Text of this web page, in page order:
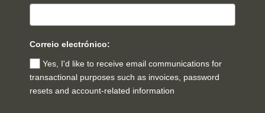
Correio electrónico:
Yes, I'd like to receive email communications for
transactional purposes such as invoices, password
resets and account-related information